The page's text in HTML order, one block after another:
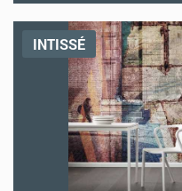
INTISSÉ